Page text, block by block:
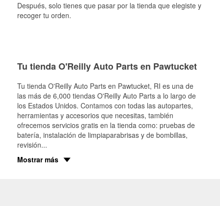
Después, solo tienes que pasar por la tienda que elegiste y
recoger tu orden.
Tu tienda O'Reilly Auto Parts en Pawtucket
Tu tienda O'Reilly Auto Parts en Pawtucket, RI es una de
las más de 6,000 tiendas O'Reilly Auto Parts a lo largo de
los Estados Unidos. Contamos con todas las autopartes,
herramientas y accesorios que necesitas, también
ofrecemos servicios gratis en la tienda como: pruebas de
batería, instalación de limpiaparabrisas y de bombillas,
revisión...
Mostrar más